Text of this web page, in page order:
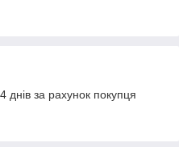
за рахунок покупця